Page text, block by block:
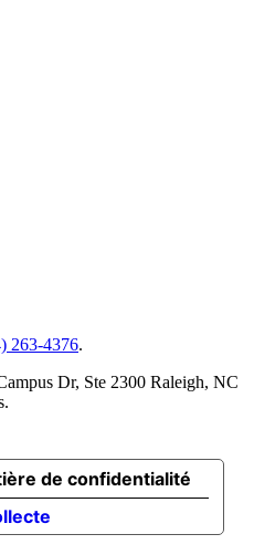
263-4376.
Dr, Ste 2300 Raleigh, NC
de confidentialité